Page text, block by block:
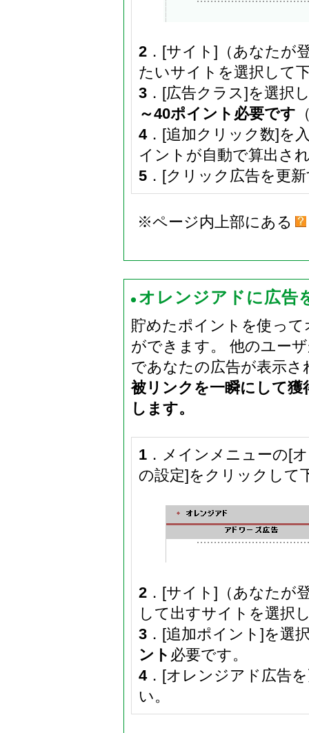
2 ．[サイト]（あなたが
たいサイトを選択して
3 ．[広告クラス]を選択
～40ポイント必要です
4．[追加クリック数]を
イントが自動で算出さ
5 ．[クリック広告を更
※ページ内上部にある
オレンジアドに広告
貯めたポイントを使っ
ができます。 他のユー
であなたの広告が表示さ
被リンクを一瞬にして獲
します。
1 ．メインメニューの[
の設定]をクリックして
2 ．[サイト]（あなたが
して出すサイトを選択
3 ．[追加ポイント]を選
ント 必要です。
4．[オレンジアド広告
い。